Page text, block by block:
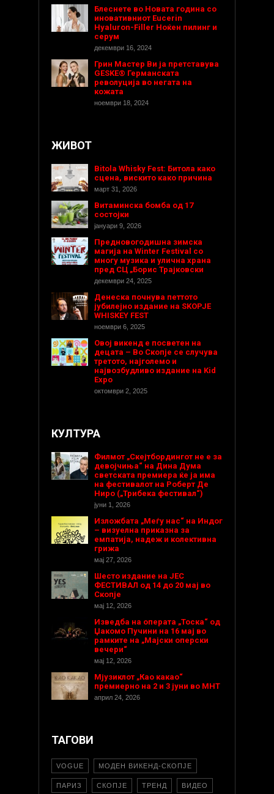
Блеснете во Новата година со
иновативниот Eucerin
Hyaluron-Filler Ноќен пилинг и
серум
декември 16, 2024
Грин Мастер Ви ја претставува
GESKE® Германската
револуција во негата на
кожата
ноември 18, 2024
ЖИВОТ
Bitola Whisky Fest: Битола како
сцена, вискито како причина
март 31, 2026
Витаминска бомба од 17
состојки
јануари 9, 2026
Предновогодишнa зимска
магија на Winter Festival со
многу музика и улична храна
пред СЦ „Борис Трајковски
декември 24, 2025
Денеска почнува петтото
јубилејно издание на SKOPJE
WHISKEY FEST
ноември 6, 2025
Овој викенд е посветен на
децата – Во Скопје се случува
третото, најголемо и
највозбудливо издание на Kid
Expo
октомври 2, 2025
КУЛТУРА
Филмот „Скејтбордингот не е за
девојчиња“ на Дина Дума
светската премиера ќе ја има
на фестивалот на Роберт Де
Ниро („Трибека фестивал“)
јуни 1, 2026
Изложбата „Меѓу нас“ на Индог
– визуелна приказна за
емпатија, надеж и колективна
грижа
мај 27, 2026
Шесто издание на ЈЕС
ФЕСТИВАЛ од 14 до 20 мај во
Скопје
мај 12, 2026
Изведба на операта „Тоска“ од
Џакомо Пучини на 16 мај во
рамките на „Мајски оперски
вечери“
мај 12, 2026
Мјузиклот „Као какао“
премиерно на 2 и 3 јуни во МНТ
април 24, 2026
ТАГОВИ
VOGUE МОДЕН ВИКЕНД-СКОПЈЕ
ПАРИЗ СКОПЈЕ ТРЕНД ВИДЕО